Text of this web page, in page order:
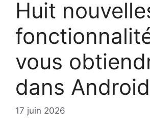
Huit
vous
dans
17 juin 2026